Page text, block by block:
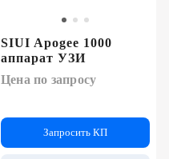
SIUI Apogee 1000
аппарат УЗИ
Цена по запросу
Запросить КП